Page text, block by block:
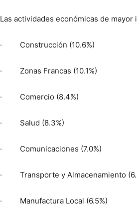
Las actividades económicas de
· Construcción (10.6%)
· Zonas Francas (10.1%)
· Comercio (8.4%)
· Salud (8.3%)
· Comunicaciones (7.0%)
· Transporte y Almacenamiento
· Manufactura Local (6.5%)